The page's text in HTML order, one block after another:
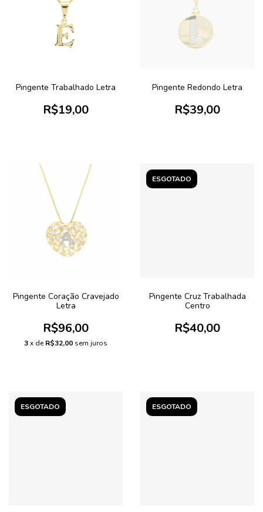
Pingente Trabalhado Letra
R$19,00
Pingente Redondo Letra
R$39,00
Pingente Coração Cravejado
Letra
R$96,00
3x deR$32,00 sem juros
ESGOTADO
Pingente Cruz Trabalhada
Centro
R$40,00
ESGOTADO ESGOTADO